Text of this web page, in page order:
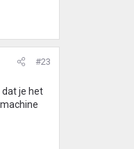
#23
je het